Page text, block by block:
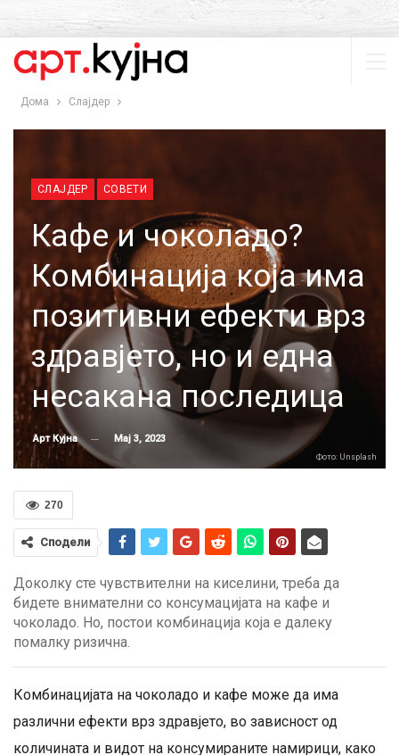
Дома Слајдер
СЛАЈДЕР СОВЕТИ
Кафе и чоколадо?
Комбинација која има
позитивни ефекти врз
здравјето, но и една
несакана последица
Арт Кујна Мај 3, 2023
Фото: Unsplash
270
Сподели
Доколку сте чувствителни на киселини, треба да
бидете внимателни со консумацијата на кафе и
чоколадо. Но, постои комбинација која е далеку
помалку ризична.
Комбинацијата на чоколадо и кафе може да има
различни ефекти врз здравјето, во зависност од
количината и видот на консумираните намирици, како